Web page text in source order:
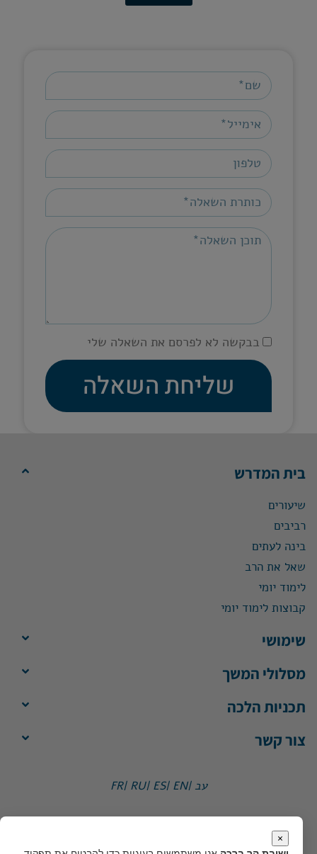
בבקשה לא לפרסם את השאלה שלי
שליחת השאלה
בית המדרש
שיעורים
רביבים
בינה לעתים
שאל את הרב
לימוד יומי
קבוצות לימוד יומי
שימושי
מסלולי המשך
תכניות הלכה
צור קשר
עב |EN |
ES |
RU |
FR
×